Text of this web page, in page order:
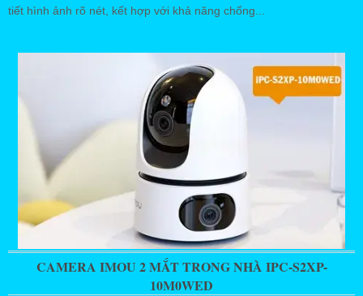
tiết hình ảnh rõ nét, kết hợp với khả năng chống...
CAMERA IMOU 2 MẮT TRONG NHÀ IPC-S2XP-
10M0WED